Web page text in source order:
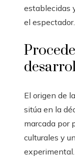
establecidas
el espectador.
El origen de
sitúa en la
marcada por
culturales y